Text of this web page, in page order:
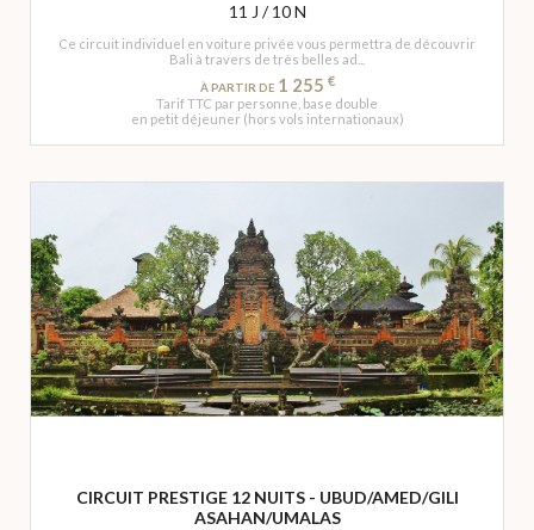
11 J / 10 N
Ce circuit individuel en voiture privée vous permettra de découvrir
Bali à travers de très belles ad...
À PARTIR DE 1 255 €
Tarif TTC par personne, base double
en petit déjeuner (hors vols internationaux)
CIRCUIT PRESTIGE 12 NUITS - UBUD/AMED/GILI
ASAHAN/UMALAS